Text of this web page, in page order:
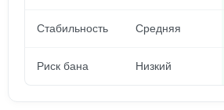
Стабильность Средняя
Риск бана Низкий